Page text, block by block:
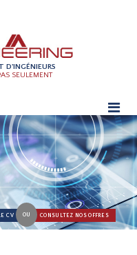
D'INGÉNIEURS
SEULEMENT
CV OU CONSULTEZ NOS OFFRES